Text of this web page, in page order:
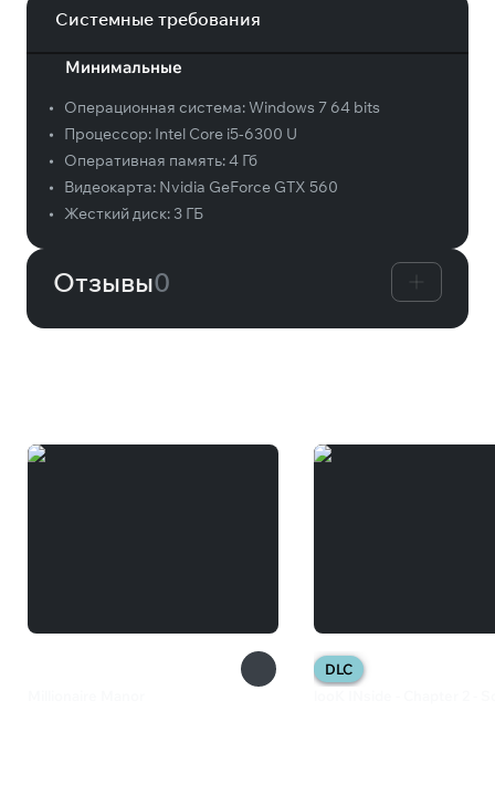
Системные требования
Минимальные
• Операционная система:Windows 7 64 bits
•
Процессор: Intel Core i5-6300 U
•
Оперативная память:4 Гб
•
Видеокарта: Nvidia GeForce GTX 560
•
Жесткий диск: 3 ГБ
Отзывы0
DLC